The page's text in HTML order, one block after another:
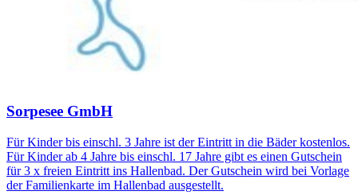
Sorpesee GmbH
Für Kinder bis einschl. 3 Jahre ist der Eintritt in die Bäder kostenlos.
Für Kinder ab 4 Jahre bis einschl. 17 Jahre gibt es einen Gutschein
für 3 x freien Eintritt ins Hallenbad. Der Gutschein wird bei Vorlage
der Familienkarte im Hallenbad ausgestellt.